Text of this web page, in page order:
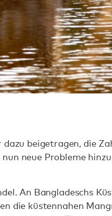
beigetragen, die
neue Probleme
An Bangladeschs
die küstennahen